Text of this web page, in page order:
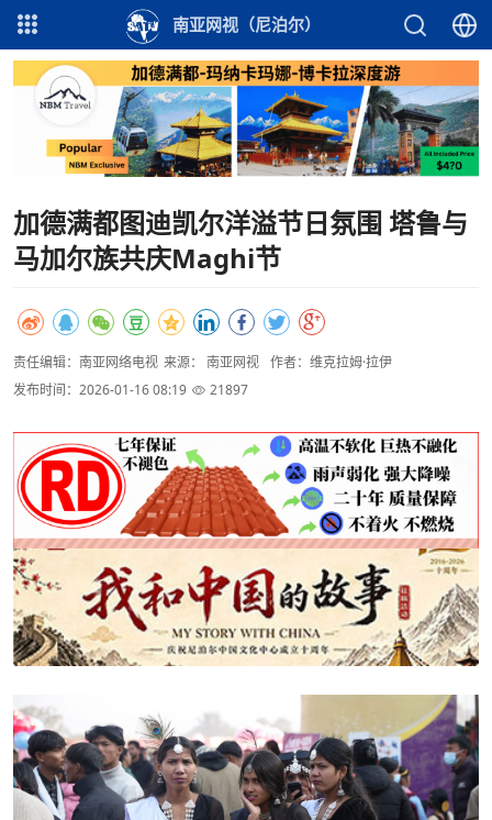
南亚网视（尼泊尔）
加德满都图迪凯尔洋溢节日氛围 塔鲁与
马加尔族共庆Maghi节
责任编辑：南亚网络电视 来源： 南亚网视 作者：维克拉姆·拉伊
发布时间：2026-01-16 08:19
21897